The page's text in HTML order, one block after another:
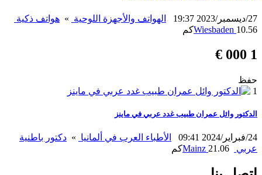
27/ديسمبر/2023 19:37 الهواتف والأجهزة اللوحية » هواتف ذكية
Wiesbaden 10.56كم
1 000 €
حفظ
1
الدكتور وائل عمران طبيب غدد عربي في ماينز
24/فبراير/2024 09:41 الأطباء العرب في ألمانيا » دكتور باطنية
عربي
Mainz 21.06كم